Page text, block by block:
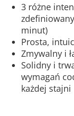
3 różne
minut)
Prosta,
Zmywalny i
Solidny i
wymagań
każdej stajni